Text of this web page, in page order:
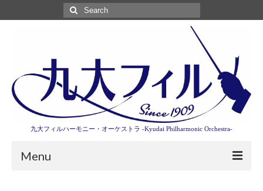
Search
for:
九大フィルハーモニー・オーケストラ -Kyudai Philharmonic Orchestra-
Menu